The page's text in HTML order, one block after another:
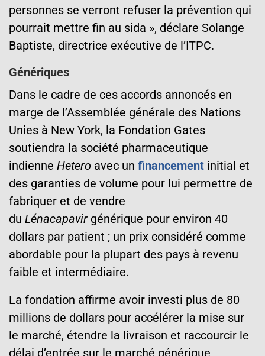
personnes se verront refuser la prévention qui
pourrait mettre fin au sida », déclare Solange
Baptiste, directrice exécutive de l’ITPC.
Génériques
Dans le cadre de ces accords annoncés en
marge de l’Assemblée générale des Nations
Unies à New York, la Fondation Gates
soutiendra la société pharmaceutique
indienne Hetero avec un financement initial et
des garanties de volume pour lui permettre de
fabriquer et de vendre
du Lénacapavir générique pour environ 40
dollars par patient ; un prix considéré comme
abordable pour la plupart des pays à revenu
faible et intermédiaire.
La fondation affirme avoir investi plus de 80
millions de dollars pour accélérer la mise sur
le marché, étendre la livraison et raccourcir le
délai d’entrée sur le marché générique